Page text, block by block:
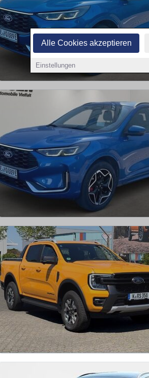
Alle Cookies akzeptieren
Einstellungen